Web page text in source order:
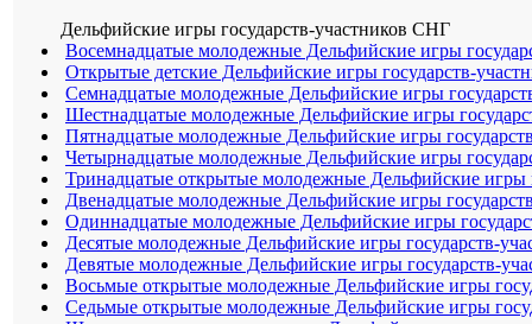
Дельфийские игры государств-участников СНГ
Восемнадцатые молодежные Дельфийские игры
Открытые детские Дельфийские игры государств-
Семнадцатые молодежные Дельфийские игры
Шестнадцатые молодежные Дельфийские игры
Пятнадцатые молодежные Дельфийские игры
Четырнадцатые молодежные Дельфийские игры
Тринадцатые открытые молодежные Дельфийские игры
Двенадцатые молодежные Дельфийские игры
Одиннадцатые молодежные Дельфийские игры
Десятые молодежные Дельфийские игры государств-
Девятые молодежные Дельфийские игры государств-
Восьмые открытые молодежные Дельфийские игры
Седьмые открытые молодежные Дельфийские игры